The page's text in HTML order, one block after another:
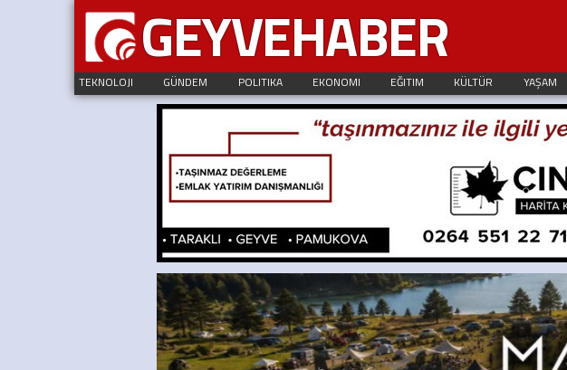
GEYVEHABER
TEKNOLOJI GÜNDEM POLITIKA EKONOMI EĞITIM KÜLTÜR YAŞAM